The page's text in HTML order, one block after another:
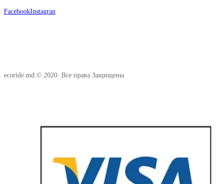
FacebookInstagran
ecoride.md © 2020 Все права Защищены